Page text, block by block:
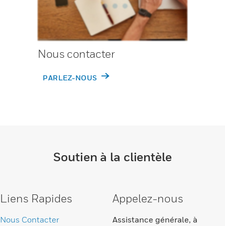
Nous contacter
PARLEZ-NOUS
Soutien à la clientèle
Liens Rapides
Nous Contacter
Appelez-nous
Assistance générale, à